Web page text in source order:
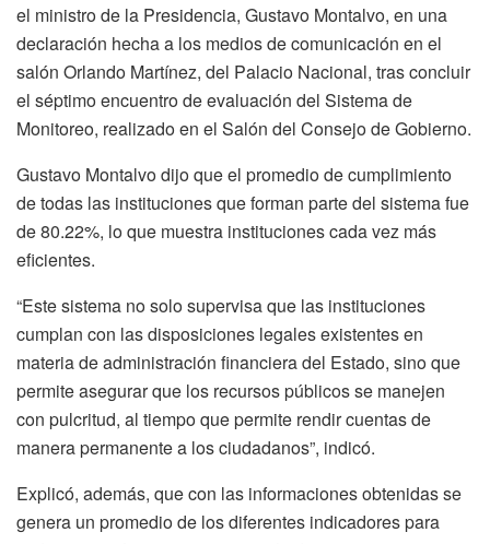
el ministro de la Presidencia, Gustavo Montalvo, en una
declaración hecha a los medios de comunicación en el
salón Orlando Martínez, del Palacio Nacional, tras concluir
el séptimo encuentro de evaluación del Sistema de
Monitoreo, realizado en el Salón del Consejo de Gobierno.
Gustavo Montalvo dijo que el promedio de cumplimiento
de todas las instituciones que forman parte del sistema fue
de 80.22%, lo que muestra instituciones cada vez más
eficientes.
“Este sistema no solo supervisa que las instituciones
cumplan con las disposiciones legales existentes en
materia de administración financiera del Estado, sino que
permite asegurar que los recursos públicos se manejen
con pulcritud, al tiempo que permite rendir cuentas de
manera permanente a los ciudadanos”, indicó.
Explicó, además, que con las informaciones obtenidas se
genera un promedio de los diferentes indicadores para